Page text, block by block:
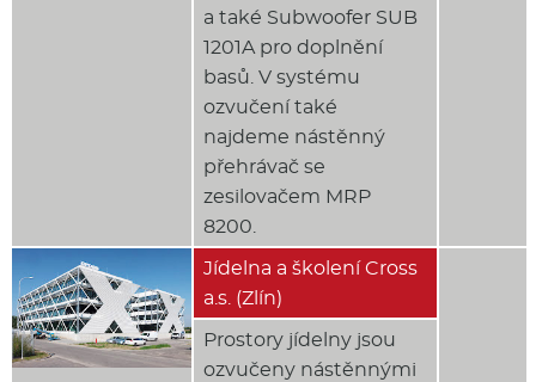
a také Subwoofer SUB
1201A pro doplnění
basů. V systému
ozvučení také
najdeme nástěnný
přehrávač se
zesilovačem MRP
8200.
Jídelna a školení Cross
a.s. (Zlín)
Prostory jídelny jsou
ozvučeny nástěnnými